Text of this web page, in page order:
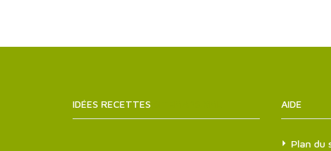
IDÉES RECETTES AIDE
Plan du